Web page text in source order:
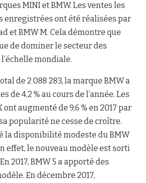
MINI et BMW. Les ventes les
enregistrées ont été réalisées par
et BMW M. Cela démontre que
de dominer le secteur des
mondiale.
de 2 088 283, la marque BMW a
de 4,2 % au cours de l’année. Les
ont augmenté de 9,6 % en 2017 par
popularité ne cesse de croître.
la disponibilité modeste du BMW
effet, le nouveau modèle est sorti
2017, BMW 5 a apporté des
En décembre 2017,